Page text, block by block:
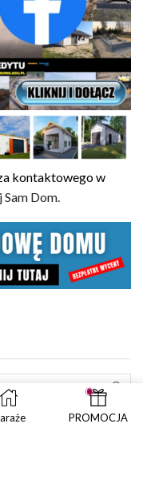
kontaktowego w
Sam Dom.
PROMOCJA